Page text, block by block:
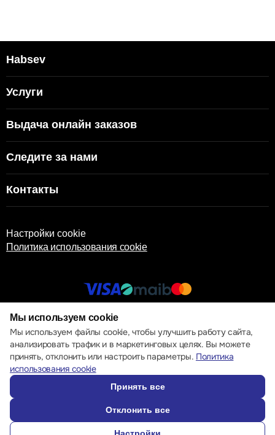
Habsev
Услуги
Выдача онлайн заказов
Следите за нами
Контакты
Настройки cookie
Политика использования cookie
© 2013 – 2026 ECOM
Мы используем cookie
Мы используем файлы cookie, чтобы улучшить работу сайта,
анализировать трафик и в маркетинговых целях. Вы можете
принять, отклонить или настроить параметры. Политика
использования cookie
Принять все
Отклонить все